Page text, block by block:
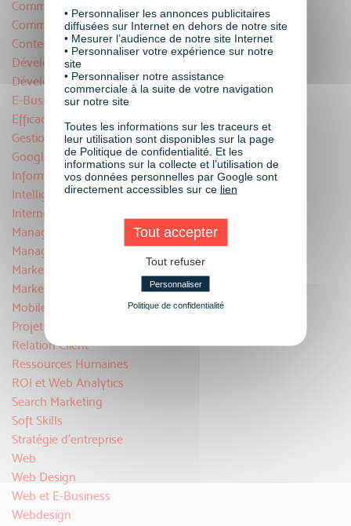
Communication Numérique
Community Management
Contenu
Développement commercial
Développement Commercial et Relation Client
E-Business
Efficacité Professionnelle
Gestion financière
Google
Informatique
Intelligence Artificielle
Internet et Multimédia
Management & Gestion
Management d'équipe
Marketing
Marketing Digital
Mobile
Projets Web
Relation Client
Ressources Humaines
ROI et Web Analytics
Search Marketing
Soft Skills
Stratégie d'entreprise
Web
Web Design
Web et E-Business
Webdesign
• Personnaliser les annonces publicitaires
diffusées sur Internet en dehors de notre site
• Mesurer l’audience de notre site Internet
• Personnaliser votre expérience sur notre
site
• Personnaliser notre assistance
commerciale à la suite de votre navigation
sur notre site
Toutes les informations sur les traceurs et
leur utilisation sont disponibles sur la page
de Politique de confidentialité. Et les
informations sur la collecte et l’utilisation de
vos données personnelles par Google sont
directement accessibles sur ce lien
Tout accepter
Tout refuser
Personnaliser
Politique de confidentialité